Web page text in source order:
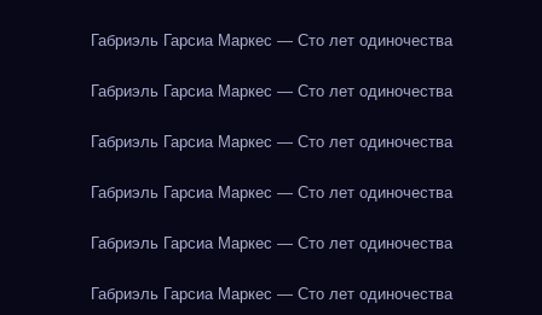
Габриэль Гарсиа Маркес — Сто лет одиночества
Габриэль Гарсиа Маркес — Сто лет одиночества
Габриэль Гарсиа Маркес — Сто лет одиночества
Габриэль Гарсиа Маркес — Сто лет одиночества
Габриэль Гарсиа Маркес — Сто лет одиночества
Габриэль Гарсиа Маркес — Сто лет одиночества